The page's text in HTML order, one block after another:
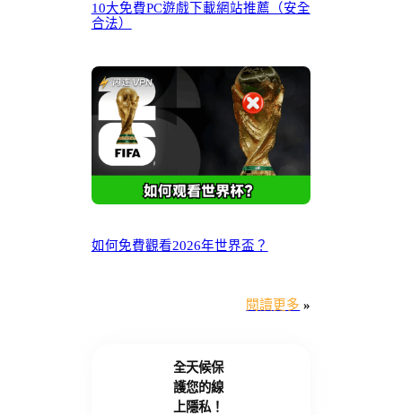
10大免費PC遊戲下載網站推薦（安全
合法）
如何免費觀看2026年世界盃？
閱讀更多 »
全天候保
護您的線
上隱私！